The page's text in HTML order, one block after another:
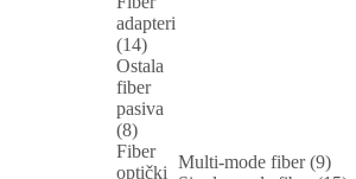
adapteri
(14)
Ostala
fiber
pasiva
(8)
Fiber
optički
Multi-mode fiber (9)